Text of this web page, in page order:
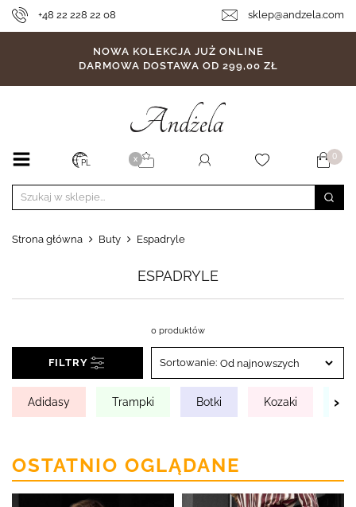
+48 22 228 22 08 sklep@andzela.com
NOWA KOLEKCJA JUŻ ONLINE
DARMOWA DOSTAWA OD 299,00 ZŁ
PL X 0
Strona główna Buty Espadryle
ESPADRYLE
0 produktów
FILTRY Sortowanie:
Adidasy Trampki Botki Kozaki ›
OSTATNIO OGLĄDANE